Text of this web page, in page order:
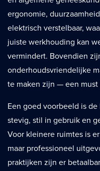
ergonomie,
elektrisch verstelbaar,
juiste werkhouding kan
vermindert. Bovendien
onderhoudsvriendelijke
te maken zijn — een
Een goed voorbeeld is de
stevig, stil in gebruik en
Voor kleinere ruimtes is
maar professioneel
praktijken zijn er